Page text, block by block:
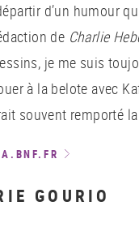
d’un humour
de Charlie
je me suis
à la belote avec
souvent remporté
GOURIO